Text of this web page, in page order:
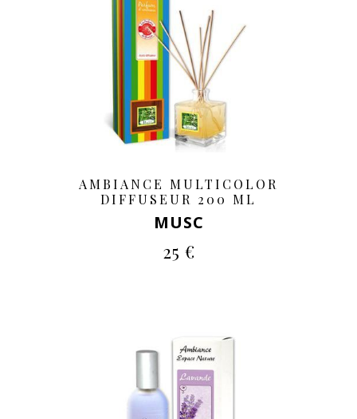
AMBIANCE MULTICOLOR
DIFFUSEUR 200 ML
MUSC
25 €